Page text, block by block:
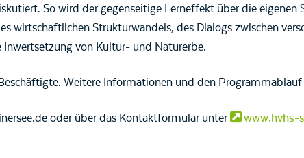
So wird der gegenseitige Lerneffekt über die eigenen
wirtschaftlichen Strukturwandels, des Dialogs zwischen
von Kultur- und Naturerbe.
Weitere Informationen und den
oder über das Kontaktformular unter www.hvhs-